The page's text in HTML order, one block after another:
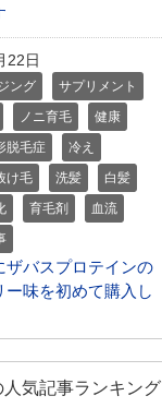
22日
ング
サプリメント
ノニ育毛
健康
脱毛症
冷え
け毛 洗髪
白髪
育毛剤
血流
ザバスプロテインの
ー味を初めて購入し
気記事ランキング